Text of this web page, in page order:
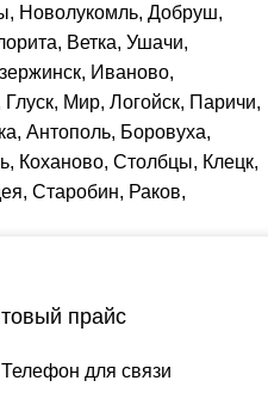
Новолукомль, Добруш,
Ветка, Ушачи,
Иваново,
Мир, Логойск, Паричи,
Антополь, Боровуха,
Коханово, Столбцы, Клецк,
Старобин, Раков,
прайс
Телефон для связи